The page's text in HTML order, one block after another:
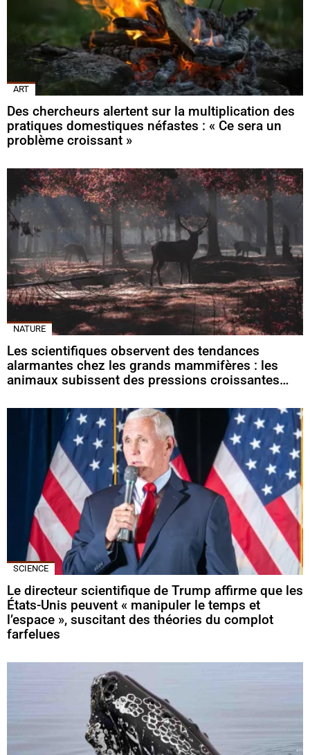
ART
Des chercheurs alertent sur la multiplication des
pratiques domestiques néfastes : « Ce sera un
problème croissant »
NATURE
Les scientifiques observent des tendances
alarmantes chez les grands mammifères : les
animaux subissent des pressions croissantes…
SCIENCE
Le directeur scientifique de Trump affirme que les
États-Unis peuvent « manipuler le temps et
l’espace », suscitant des théories du complot
farfelues